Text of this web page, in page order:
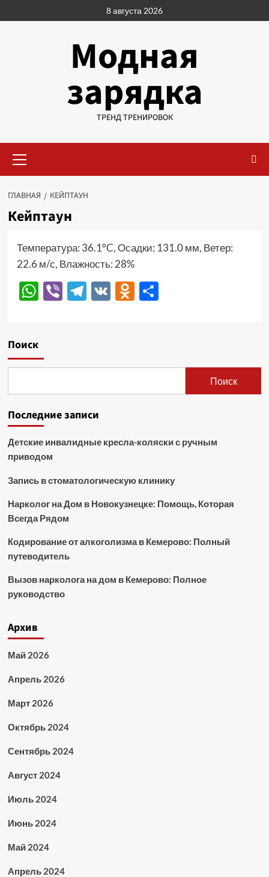
к
8 августа 2026
Модная
зарядка
ТРЕНД ТРЕНИРОВОК
меню
ГЛАВНАЯ КЕЙПТАУН
Кейптаун
Температура: 36.1°C, Осадки: 131.0 мм, Ветер:
22.6 м/с, Влажность: 28%
WhatsApp
ViberTelegram
VKOdnoklassniki
Отправить
Поиск
Поиск
Последние записи
Детские инвалидные кресла-коляски с ручным
приводом
Запись в стоматологическую клинику
Нарколог на Дом в Новокузнецке: Помощь, Которая
Всегда Рядом
Кодирование от алкоголизма в Кемерово: Полный
путеводитель
Вызов нарколога на дом в Кемерово: Полное
руководство
Архив
Май 2026
Апрель 2026
Март 2026
Октябрь 2024
Сентябрь 2024
Август 2024
Июль 2024
Июнь 2024
Май 2024
Апрель 2024